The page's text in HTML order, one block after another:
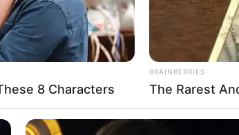
ดูดวงรายวัน
หัสบดี 1 กันยายน 2565
8 Characters
BRAINBERRIES
The Rarest